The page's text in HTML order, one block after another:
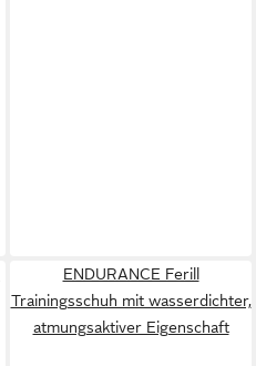
ENDURANCE Ferill
Trainingsschuh mit wasserdichter,
atmungsaktiver Eigenschaft